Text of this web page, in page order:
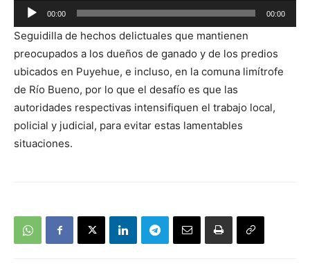
Reproductor
de
audio
00:00 00:00
Seguidilla de hechos delictuales que mantienen
preocupados a los dueños de ganado y de los predios
ubicados en Puyehue, e incluso, en la comuna limítrofe
de Río Bueno, por lo que el desafío es que las
autoridades respectivas intensifiquen el trabajo local,
policial y judicial, para evitar estas lamentables
situaciones.